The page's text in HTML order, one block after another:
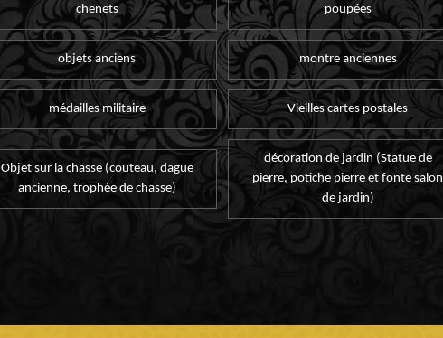
chenets poupées
objets anciens montre anciennes
médailles militaire Vieilles cartes postales
Objet sur la chasse (couteau, dague
ancienne, trophée de chasse)
décoration de jardin (Statue de
pierre, potiche pierre et fonte salon
de jardin)